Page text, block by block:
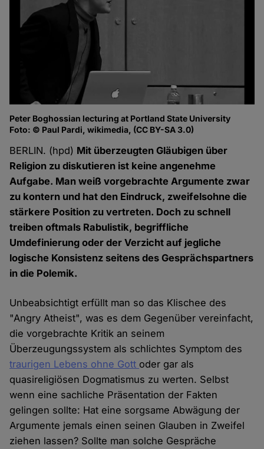
Peter Boghossian lecturing at Portland State University
Foto: © Paul Pardi, wikimedia, (CC BY-SA 3.0)
BERLIN. (hpd) Mit überzeugten Gläubigen über
Religion zu diskutieren ist keine angenehme
Aufgabe. Man weiß vorgebrachte Argumente zwar
zu kontern und hat den Eindruck, zweifelsohne die
stärkere Position zu vertreten. Doch zu schnell
treiben oftmals Rabulistik, begriffliche
Umdefinierung oder der Verzicht auf jegliche
logische Konsistenz seitens des Gesprächspartners
in die Polemik.
Unbeabsichtigt erfüllt man so das Klischee des
"Angry Atheist", was es dem Gegenüber vereinfacht,
die vorgebrachte Kritik an seinem
Überzeugungssystem als schlichtes Symptom des
traurigen Lebens ohne Gott oder gar als
quasireligiösen Dogmatismus zu werten. Selbst
wenn eine sachliche Präsentation der Fakten
gelingen sollte: Hat eine sorgsame Abwägung der
Argumente jemals einen seinen Glauben in Zweifel
ziehen lassen? Sollte man solche Gespräche